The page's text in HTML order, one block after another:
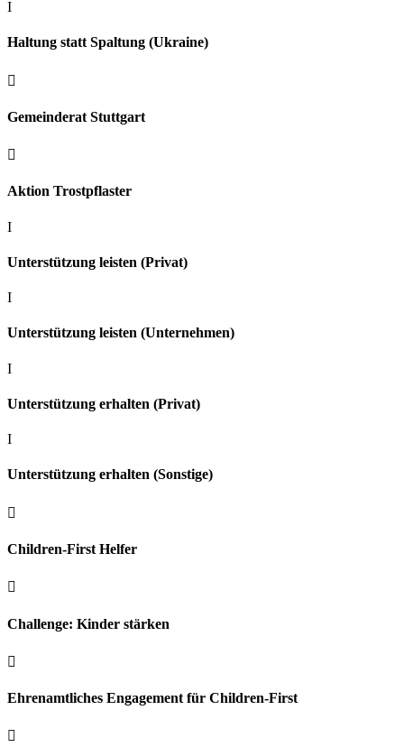
I
Haltung statt Spaltung (Ukraine)

Gemeinderat Stuttgart

Aktion Trostpflaster
I
Unterstützung leisten (Privat)
I
Unterstützung leisten (Unternehmen)
I
Unterstützung erhalten (Privat)
I
Unterstützung erhalten (Sonstige)

Children-First Helfer

Challenge: Kinder stärken

Ehrenamtliches Engagement für Children-First
